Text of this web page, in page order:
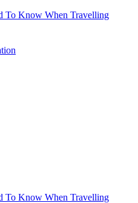
To Know When Travelling
To Know When Travelling